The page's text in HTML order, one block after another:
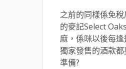
之前的同樣係免
的麥記Select
麻，係咪以後每
獨家發售的酒款
準備?